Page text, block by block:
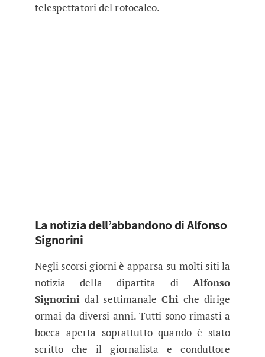
telespettatori del rotocalco.
La notizia dell’abbandono di Alfonso
Signorini
Negli scorsi giorni è apparsa su molti siti la
notizia della dipartita di Alfonso
Signorini dal settimanaleChiche dirige
ormai da diversi anni. Tutti sono rimasti a
bocca aperta soprattutto quando è stato
scritto che il giornalista e conduttore